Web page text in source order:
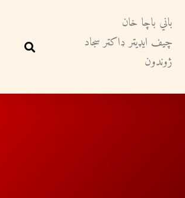
باني باچا خان
چيف ايډيټر ډاکټر سجاد
ژوندون